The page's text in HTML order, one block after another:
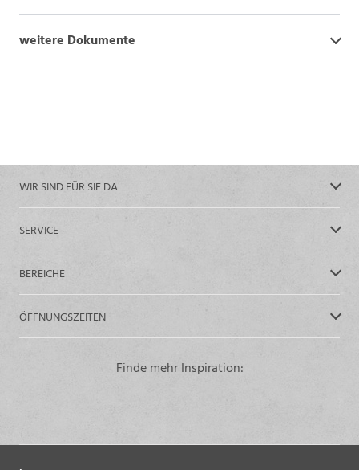
weitere Dokumente
WIR SIND FÜR SIE DA
SERVICE
BEREICHE
ÖFFNUNGSZEITEN
Finde mehr Inspiration: